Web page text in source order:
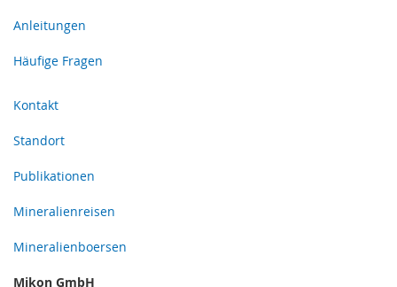
Anleitungen
Häufige Fragen
Kontakt
Standort
Publikationen
Mineralienreisen
Mineralienboersen
Mikon GmbH